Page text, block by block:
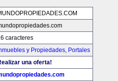
caracteres
y Propiedades, Portales
una oferta!